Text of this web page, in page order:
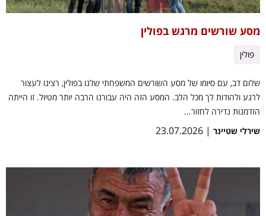
מסע שורשים מרגש בפולין
פולין
שלום דב, עם סיומו של מסע השורשים המשפחתי שלנו בפולין, רצינו לעצור
לרגע ולהודות לך מכל הלב. המסע הזה היה עבורנו הרבה יותר מטיול. זו הייתה
הזדמנות נדירה לחזור...
שירלי שטיינר | 23.07.2026